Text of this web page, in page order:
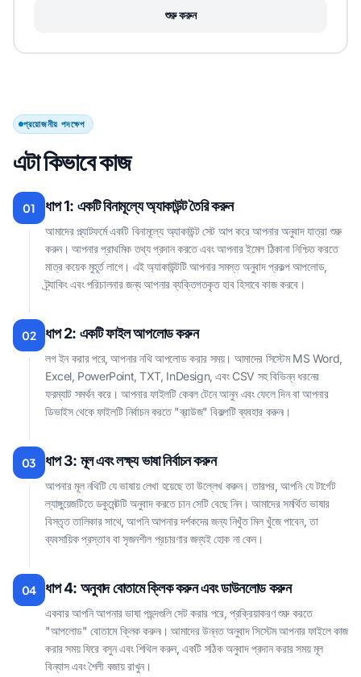
শুরু করুন
প্রয়োজনীয় পদক্ষেপ
এটা কিভাবে কাজ
01 ধাপ 1: একটি বিনামূল্যে অ্যাকাউন্ট তৈরি করুন
আমাদের প্ল্যাটফর্মে একটি বিনামূল্যে অ্যাকাউন্ট সেট আপ করে আপনার অনুবাদ যাত্রা শুরু
করুন। আপনার প্রাথমিক তথ্য প্রদান করতে এবং আপনার ইমেল ঠিকানা নিশ্চিত করতে
মাত্র কয়েক মুহূর্ত লাগে। এই অ্যাকাউন্টটি আপনার সমস্ত অনুবাদ প্রকল্প আপলোড,
ট্র্যাকিং এবং পরিচালনার জন্য আপনার ব্যক্তিগতকৃত হাব হিসাবে কাজ করবে।
02 ধাপ 2: একটি ফাইল আপলোড করুন
লগ ইন করার পরে, আপনার নথি আপলোড করার সময়। আমাদের সিস্টেম MS Word,
Excel, PowerPoint, TXT, InDesign, এবং CSV সহ বিভিন্ন ধরনের
ফরম্যাট সমর্থন করে। আপনার ফাইলটি কেবল টেনে আনুন এবং ফেলে দিন বা আপনার
ডিভাইস থেকে ফাইলটি নির্বাচন করতে "ব্রাউজ" বিকল্পটি ব্যবহার করুন৷।
03 ধাপ 3: মূল এবং লক্ষ্য ভাষা নির্বাচন করুন
আপনার মূল নথিটি যে ভাষায় লেখা হয়েছে তা উল্লেখ করুন। তারপর, আপনি যে টার্গেট
ল্যাঙ্গুয়েজটিতে ডকুমেন্টটি অনুবাদ করতে চান সেটি বেছে নিন। আমাদের সমর্থিত ভাষার
বিস্তৃত তালিকার সাথে, আপনি আপনার দর্শকদের জন্য নিখুঁত মিল খুঁজে পাবেন, তা
ব্যবসায়িক প্রস্তাব বা সৃজনশীল প্রচারণার জন্যই হোক না কেন।
04 ধাপ 4: অনুবাদ বোতামে ক্লিক করুন এবং ডাউনলোড করুন
একবার আপনি আপনার ভাষা পছন্দগুলি সেট করার পরে, প্রক্রিয়াকরণ শুরু করতে
"আপলোড" বোতামে ক্লিক করুন৷। আমাদের উন্নত অনুবাদ সিস্টেম আপনার ফাইলে কাজ
করার সময় ফিরে বসুন এবং শিথিল করুন, একটি সঠিক অনুবাদ প্রদান করার সময় মূল
বিন্যাস এবং শৈলী বজায় রাখুন।